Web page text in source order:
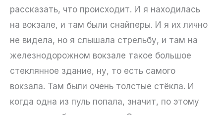
рассказать, что происходит. И я находилась
на вокзале, и там были снайперы. И я их лично
не видела, но я слышала стрельбу, и там на
железнодорожном вокзале такое большое
стеклянное здание, ну, то есть самого
вокзала. Там были очень толстые стёкла. И
когда одна из пуль попала, значит, по этому